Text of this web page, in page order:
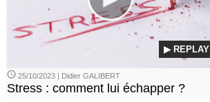
▶ REPLAY
25/10/2023 | Didier GALIBERT
Stress : comment lui échapper ?